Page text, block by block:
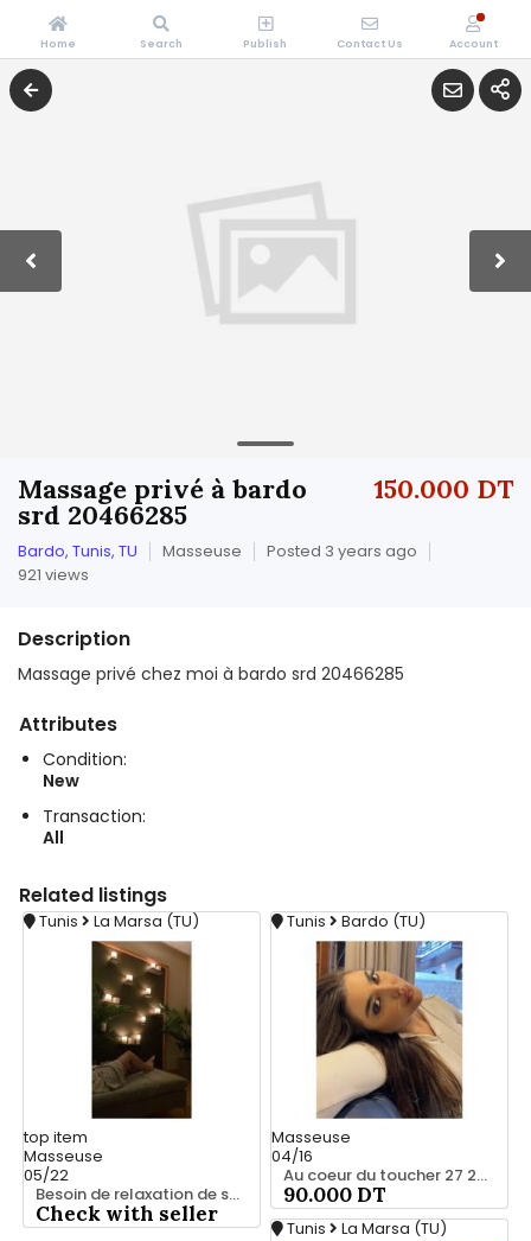
150.000 DT
Massage privé à bardo
srd 20466285
Bardo, Tunis, TU Masseuse
Posted 3 years ago
921 views
Description
Massage privé chez moi à bardo srd 20466285
Attributes
Condition:
New
Transaction:
All
Related listings
Tunis La Marsa (TU)
top item
Masseuse
05/22
Besoin de relaxation de se vider la tête ? 28 635 347
Check with seller
Tunis Bardo (TU)
Masseuse
04/16
Au coeur du toucher 27 221 122
90.000 DT
Tunis La Marsa (TU)
Home Search Publish Contact Us Account